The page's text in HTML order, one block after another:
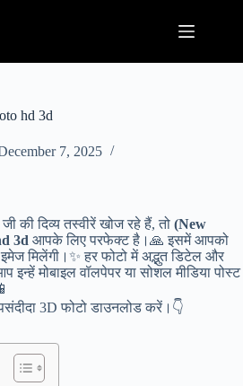
hd 3d
7, 2025
की दिव्य तस्वीरें खोज रहे हैं, तो (New
3d आपके लिए परफेक्ट है।🙏 इसमें आपको
मिलेंगी।✨ हर फोटो में अद्भुत डिटेल और
मोबाइल वॉलपेपर या सोशल मीडिया पोस्ट
3D फोटो डाउनलोड करें।👇